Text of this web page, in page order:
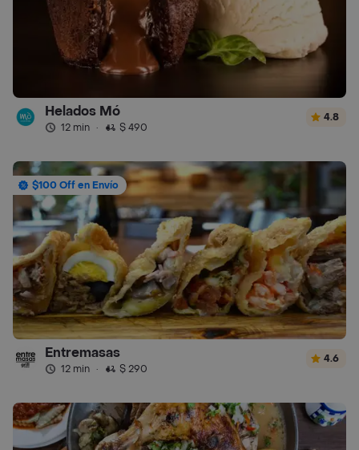
Helados Mó
12 min · $ 490
4.8
$100 Off en Envío
Entremasas
12 min · $ 290
4.6